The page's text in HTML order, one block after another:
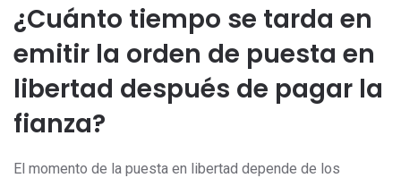
¿Cuánto tiempo se tarda en
emitir la orden de puesta en
libertad después de pagar la
fianza?
El momento de la puesta en libertad depende de los